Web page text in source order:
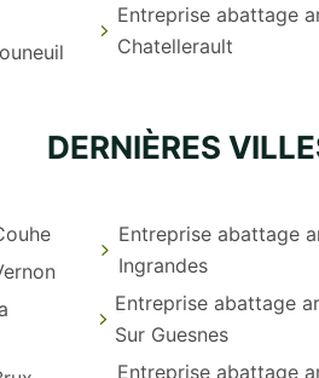
Entreprise abattage
Chatellerault
DERNIÈRES
Entreprise abattage
Ingrandes
Entreprise abattage
Sur Guesnes
Entreprise abattage